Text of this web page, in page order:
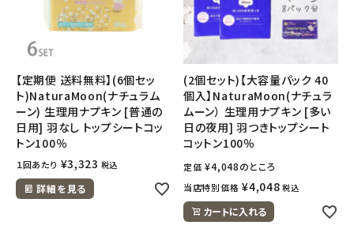
【定期便 送料無料】(6個セッ
ト)NaturaMoon(ナチュラム
ーン) 生理用ナプキン [普通の
日用] 羽なし トップシートコッ
トン100％
１回あたり ¥3,323 税込
詳細を見る
(2個セット)【大容量パック 40
個入】NaturaMoon(ナチュラ
ムーン） 生理用ナプキン [多い
日の夜用] 羽つきトップシート
コットン100％
定価 ¥4,048のところ
当店特別価格 ¥4,048 税込
カートに入れる